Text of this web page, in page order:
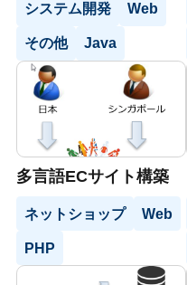
システム開発 Web
その他 Java
多言語ECサイト構築
ネットショップ Web
PHP